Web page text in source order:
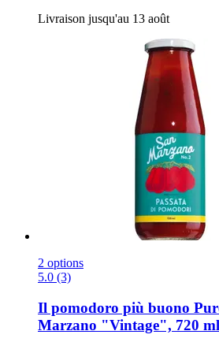
Livraison jusqu'au 13 août
2 options
5.0 (3)
Il pomodoro più buono
Marzano "Vintage", 720 ml